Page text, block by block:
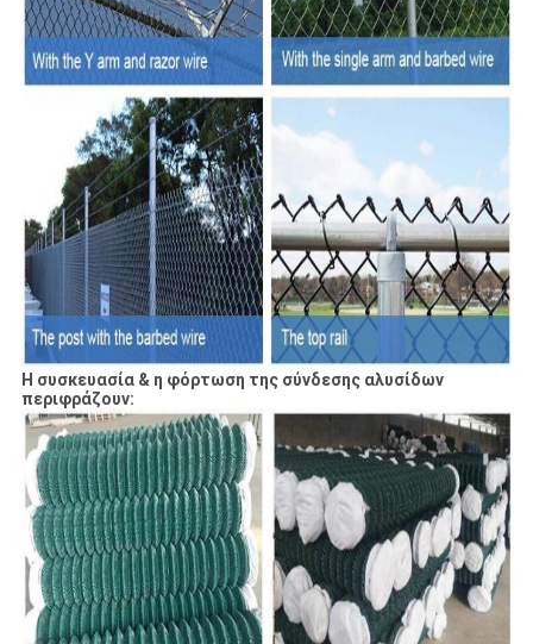
Η συσκευασία & η φόρτωση της σύνδεσης αλυσίδων
περιφράζουν: